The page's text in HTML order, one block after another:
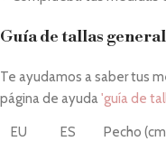
Guía de tallas general
Te ayudamos a saber tus
página de ayuda 'guía de
EU ES Pecho